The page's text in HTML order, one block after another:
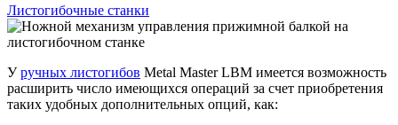
Листогибочные станки
Уручных листогибов Metal Master LBM имеется возможность
расширить число имеющихся операций за счет приобретения
таких удобных дополнительных опций, как: